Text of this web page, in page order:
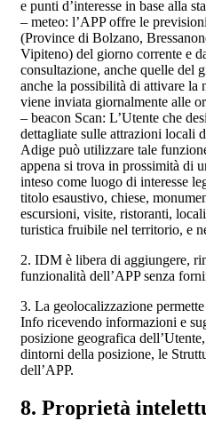
e punti d’interesse in base alla
– meteo: l’APP offre le
(Province di Bolzano,
Vipiteno) del giorno corrente e
consultazione, anche quelle del
anche la possibilità di attivare la
viene inviata giornalmente alle
– beacon Scan: L’Utente che
dettagliate sulle attrazioni locali
Adige può utilizzare tale
appena si trova in prossimità di
inteso come luogo di interesse
titolo esaustivo, chiese,
escursioni, visite, ristoranti,
turistica fruibile nel territorio, e
2. IDM è libera di aggiungere,
funzionalità dell’APP senza
3. La geolocalizzazione
Info ricevendo informazioni e
posizione geografica
dintorni della posizione, le
dell’APP.
8. Proprietà